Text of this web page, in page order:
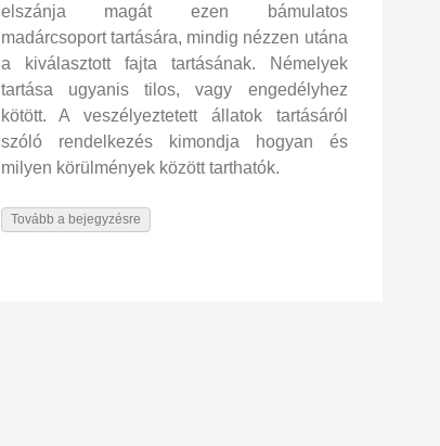
elszánja magát ezen bámulatos
madárcsoport tartására, mindig nézzen utána
a kiválasztott fajta tartásának. Némelyek
tartása ugyanis tilos, vagy engedélyhez
kötött. A veszélyeztetett állatok tartásáról
szóló rendelkezés kimondja hogyan és
milyen körülmények között tarthatók.
Tovább a bejegyzésre